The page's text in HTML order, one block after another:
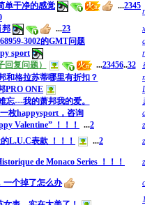
单干净的感觉 ...2345
邦 ...23
3002的GMT问题
sport
复问题） ...23456..32
和格拉苏蒂哪里有折扣？
PRO ONE
忘---我的萧邦我的爱。
枚happysport，咨询
Valentine” ！！！ ...2
L.U.C表款 ！！！ ...2
de Monaco Series ！！！
一个掉了怎么办